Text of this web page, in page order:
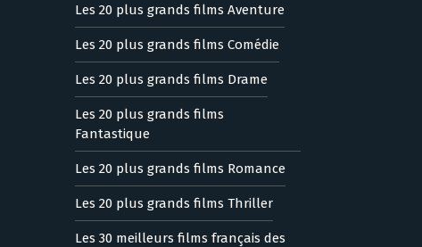
Les 20 plus grands films Aventure
Les 20 plus grands films Comédie
Les 20 plus grands films Drame
Les 20 plus grands films
Fantastique
Les 20 plus grands films Romance
Les 20 plus grands films Thriller
Les 30 meilleurs films français des